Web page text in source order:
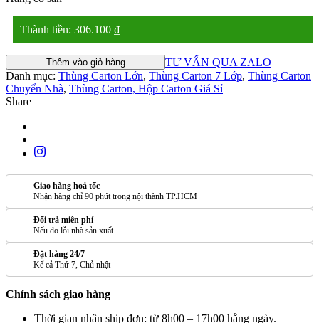
Thành tiền: 306.100 ₫
Thêm vào giỏ hàng
TƯ VẤN QUA ZALO
Danh mục: Thùng Carton Lớn, Thùng Carton 7 Lớp, Thùng Carton
Chuyển Nhà, Thùng Carton, Hộp Carton Giá Sỉ
Share
Giao hàng hoả tốc
Nhận hàng chỉ 90 phút trong nội thành TP.HCM
Đổi trả miễn phí
Nếu do lỗi nhà sản xuất
Đặt hàng 24/7
Kể cả Thứ 7, Chủ nhật
Chính sách giao hàng
Thời gian nhận ship đơn: từ 8h00 – 17h00 hằng ngày.